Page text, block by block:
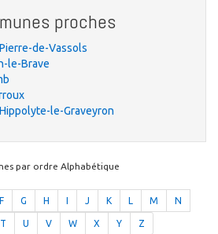
proches
de-Vassols
le-Brave
le-Graveyron
par ordre Alphabétique
F G H J K L M N
T U V W X Y Z